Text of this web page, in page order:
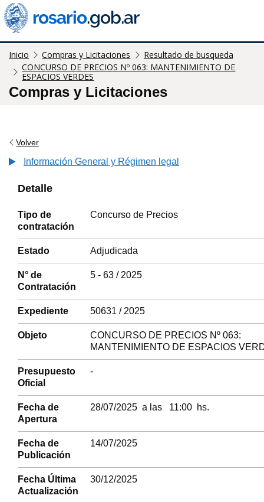
Inicio Compras y Licitaciones
Resultado de busqueda
CONCURSO DE PRECIOS Nº 063: MANTENIMIENTO DE
ESPACIOS VERDES
Compras y Licitaciones
Volver
Información General y Régimen legal
Detalle
Tipo de
contratación
Concurso de Precios
Estado Adjudicada
N° de
Contratación
5 - 63 / 2025
Expediente 50631 / 2025
Objeto
CONCURSO DE PRECIOS Nº 063:
MANTENIMIENTO DE ESPACIOS
Presupuesto
Oficial
-
Fecha de
Apertura
28/07/2025 a las 11:00 hs.
Fecha de
Publicación
14/07/2025
Fecha Última
Actualización
30/12/2025